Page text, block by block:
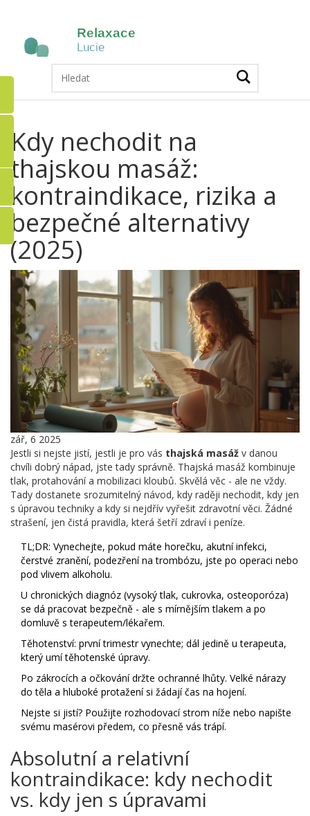
Kdy nechodit na
thajskou masáž:
kontraindikace, rizika a
bezpečné alternativy
(2025)
zář, 6 2025
Jestli si nejste jistí, jestli je pro vás thajská masáž v danou
chvíli dobrý nápad, jste tady správně. Thajská masáž kombinuje
tlak, protahování a mobilizaci kloubů. Skvělá věc - ale ne vždy.
Tady dostanete srozumitelný návod, kdy raději nechodit, kdy jen
s úpravou techniky a kdy si nejdřív vyřešit zdravotní věci. Žádné
strašení, jen čistá pravidla, která šetří zdraví i peníze.
TL;DR: Vynechejte, pokud máte horečku, akutní infekci,
čerstvé zranění, podezření na trombózu, jste po operaci nebo
pod vlivem alkoholu.
U chronických diagnóz (vysoký tlak, cukrovka, osteoporóza)
se dá pracovat bezpečně - ale s mírnějším tlakem a po
domluvě s terapeutem/lékařem.
Těhotenství: první trimestr vynechte; dál jedině u terapeuta,
který umí těhotenské úpravy.
Po zákrocích a očkování držte ochranné lhůty. Velké nárazy
do těla a hluboké protažení si žádají čas na hojení.
Nejste si jistí? Použijte rozhodovací strom níže nebo napište
svému masérovi předem, co přesně vás trápí.
Absolutní a relativní
kontraindikace: kdy nechodit
vs. kdy jen s úpravami